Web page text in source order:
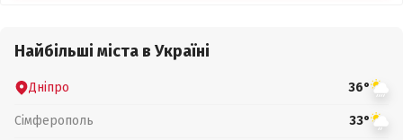
Найбільші міста в Україні
Дніпро 36°
Сімферополь 33°